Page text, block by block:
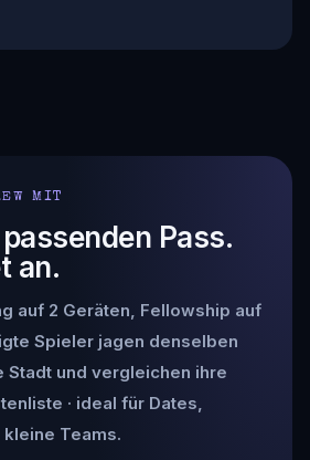
MIT
Pass.
an.
auf 2 Geräten, Fellowship auf
Spieler jagen denselben
Stadt und vergleichen ihre
· ideal für Dates,
Teams.